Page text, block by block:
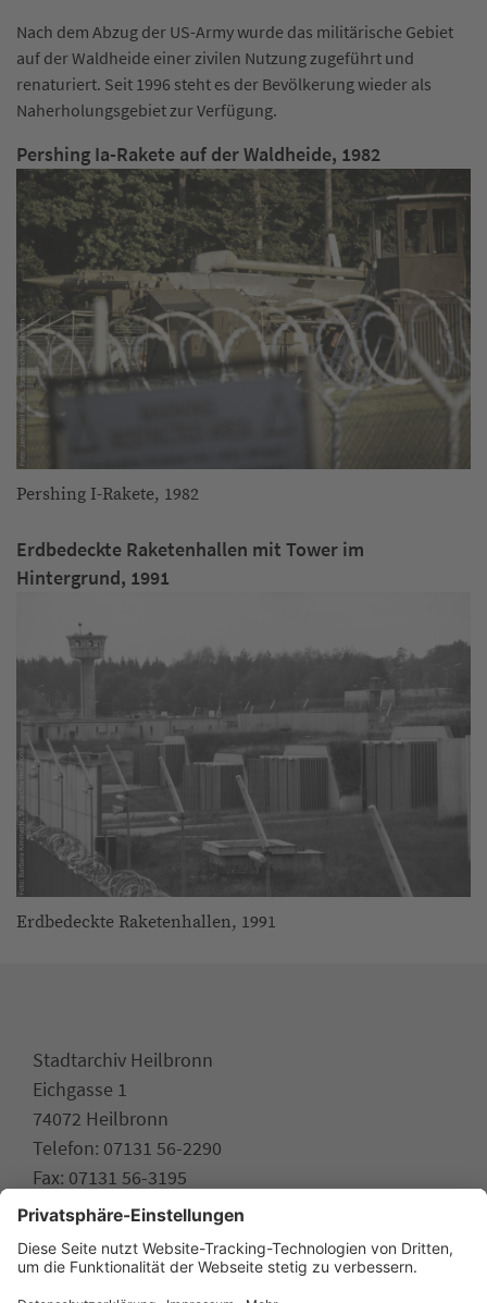
Nach dem Abzug der US-Army wurde das militärische Gebiet
auf der Waldheide einer zivilen Nutzung zugeführt und
renaturiert. Seit 1996 steht es der Bevölkerung wieder als
Naherholungsgebiet zur Verfügung.
Pershing Ia-Rakete auf der Waldheide, 1982
Pershing I-Rakete, 1982
Erdbedeckte Raketenhallen mit Tower im
Hintergrund, 1991
Erdbedeckte Raketenhallen, 1991
Stadtarchiv Heilbronn
Eichgasse 1
74072 Heilbronn
Telefon: 07131 56-2290
Fax: 07131 56-3195
stadtarchiv.heilbronn.de
www.heilbronn.de